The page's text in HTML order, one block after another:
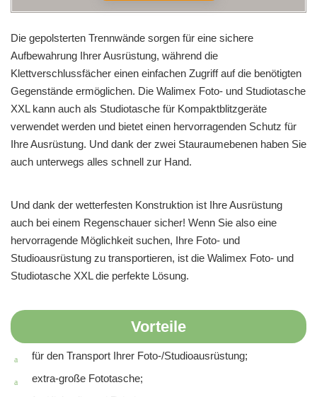
Die gepolsterten Trennwände sorgen für eine sichere
Aufbewahrung Ihrer Ausrüstung, während die
Klettverschlussfächer einen einfachen Zugriff auf die benötigten
Gegenstände ermöglichen. Die Walimex Foto- und Studiotasche
XXL kann auch als Studiotasche für Kompaktblitzgeräte
verwendet werden und bietet einen hervorragenden Schutz für
Ihre Ausrüstung. Und dank der zwei Stauraumebenen haben Sie
auch unterwegs alles schnell zur Hand.
Und dank der wetterfesten Konstruktion ist Ihre Ausrüstung
auch bei einem Regenschauer sicher! Wenn Sie also eine
hervorragende Möglichkeit suchen, Ihre Foto- und
Studioausrüstung zu transportieren, ist die Walimex Foto- und
Studiotasche XXL die perfekte Lösung.
Vorteile
für den Transport Ihrer Foto-/Studioausrüstung;
extra-große Fototasche;